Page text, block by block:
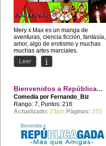
Mery x Max es un manga de
aventuras, ciencia ficción, fantasía,
amor, algo de erotismo y muchas
muchas artes marciales.
Narra...
Leer
Bienvenidos a República...
Comedia por Fernando_Biz
Rango: 7, Puntos: 216
Actualizado: 23jun Páginas: 255